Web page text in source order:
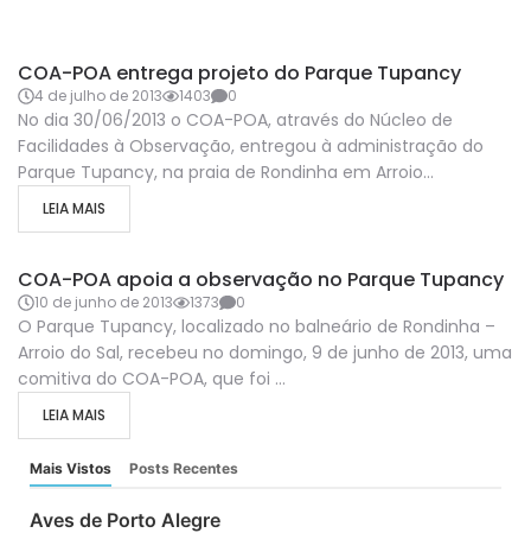
COA-POA entrega projeto do Parque Tupancy
4 de julho de 2013 1403 0
No dia 30/06/2013 o COA-POA, através do Núcleo de
Facilidades à Observação, entregou à administração do
Parque Tupancy, na praia de Rondinha em Arroio...
LEIA MAIS
COA-POA apoia a observação no Parque Tupancy
10 de junho de 2013 1373 0
O Parque Tupancy, localizado no balneário de Rondinha –
Arroio do Sal, recebeu no domingo, 9 de junho de 2013, uma
comitiva do COA-POA, que foi ...
LEIA MAIS
Mais Vistos Posts Recentes
Aves de Porto Alegre